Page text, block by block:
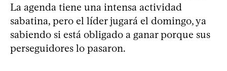
La agenda tiene una intensa actividad
sabatina, pero el líder jugará el domingo, ya
sabiendo si está obligado a ganar porque sus
perseguidores lo pasaron.